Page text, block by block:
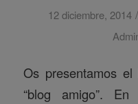
12 diciembre, 2014 /
Os presentamos
“blog amigo”.